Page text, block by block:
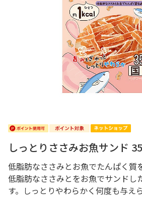
しっとりささみお魚サンド
低脂肪なささみとお魚でたんぱく質
低脂肪なささみとをお魚でサンドし
す。しっとりやわらかく何度も与え